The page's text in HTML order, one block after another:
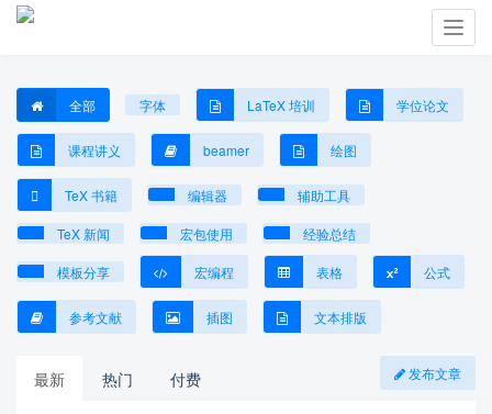
全部 字体 LaTeX 培训 学位论文
课程讲义 beamer 绘图
TeX 书籍 编辑器 辅助工具
TeX 新闻 宏包使用 经验总结
模板分享 宏编程 表格 公式
参考文献 插图 文本排版
最新 热门 付费 发布文章